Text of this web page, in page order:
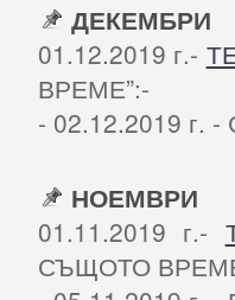
ДЕКЕМБРИ
01.12.2019 г.-
ВРЕМЕ”:-
- 02.12.2019 г.
НОЕМВРИ
01.11.2019 г.-
СЪЩОТО